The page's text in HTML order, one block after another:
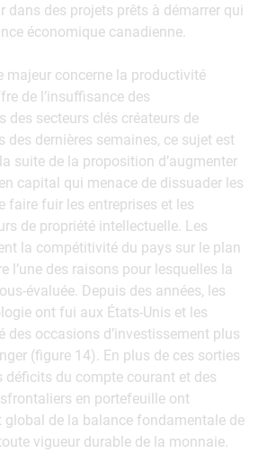
dans des projets prêts à démarrer qui
économique canadienne.
majeur concerne la productivité
de l’insuffisance des
des secteurs clés créateurs de
des dernières semaines, ce sujet est
suite de la proposition d’augmenter
capital qui menace de dissuader les
faire fuir les entreprises et les
de propriété intellectuelle. Les
la compétitivité du pays sur le plan
l’une des raisons pour lesquelles la
évaluée. Depuis des années, les
ont fui aux États-Unis et les
des occasions d’investissement plus
(figure 14). En plus de ces sorties
déficits du compte courant et des
en portefeuille ont
global de la balance fondamentale de
vigueur durable de la monnaie.